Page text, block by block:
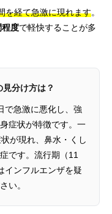
を経て急激に現れます。
程度で軽快することが多
分け方は？
で急激に悪化し、強
症状が特徴です。一
が現れ、鼻水・くし
です。流行期（11
インフルエンザを疑
い。